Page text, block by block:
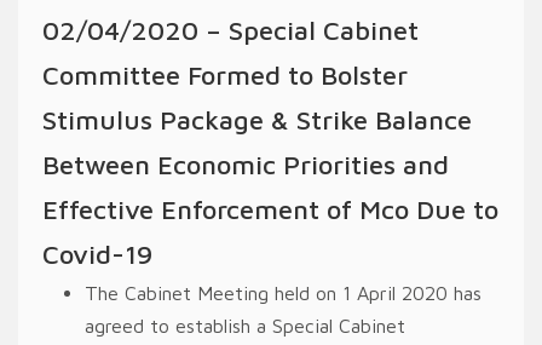
02/04/2020 – Special Cabinet
Committee Formed to Bolster
Stimulus Package & Strike Balance
Between Economic Priorities and
Effective Enforcement of Mco Due to
Covid-19
The Cabinet Meeting held on 1 April 2020 has
agreed to establish a Special Cabinet